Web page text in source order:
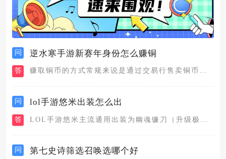
问 逆水寒手游新赛年身份怎么赚铜
答 赚取铜币的方式常规来说是通过交易行售卖铜币交易的商品，主要通...
问 lol手游悠米出装怎么出
答
问 第七史诗筛选召唤选哪个好